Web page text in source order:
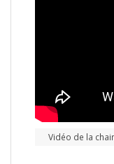
Vidéo de la